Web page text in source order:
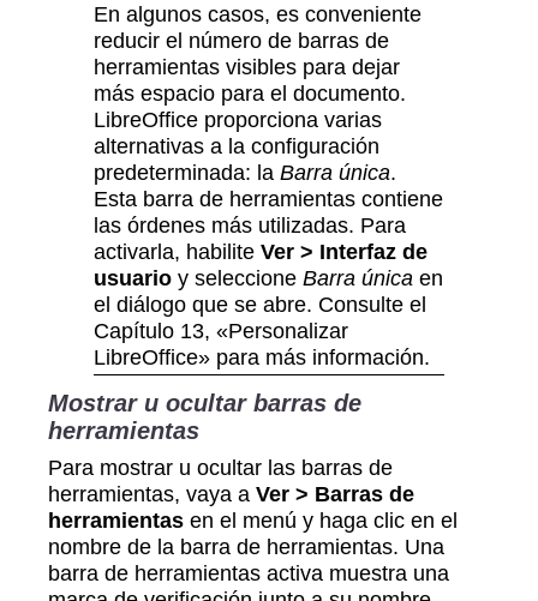
En algunos casos, es conveniente
reducir el número de barras de
herramientas visibles para dejar
más espacio para el documento.
LibreOffice proporciona varias
alternativas a la configuración
predeterminada: la Barra única.
Esta barra de herramientas contiene
las órdenes más utilizadas. Para
activarla, habilite Ver > Interfaz de
usuarioy seleccione Barra únicaen
el diálogo que se abre. Consulte el
Capítulo 13, «Personalizar
LibreOffice» para más información.
Mostrar u ocultar barras de
herramientas
Para mostrar u ocultar las barras de
herramientas, vaya a Ver > Barras de
herramientas en el menú y haga clic en el
nombre de la barra de herramientas. Una
barra de herramientas activa muestra una